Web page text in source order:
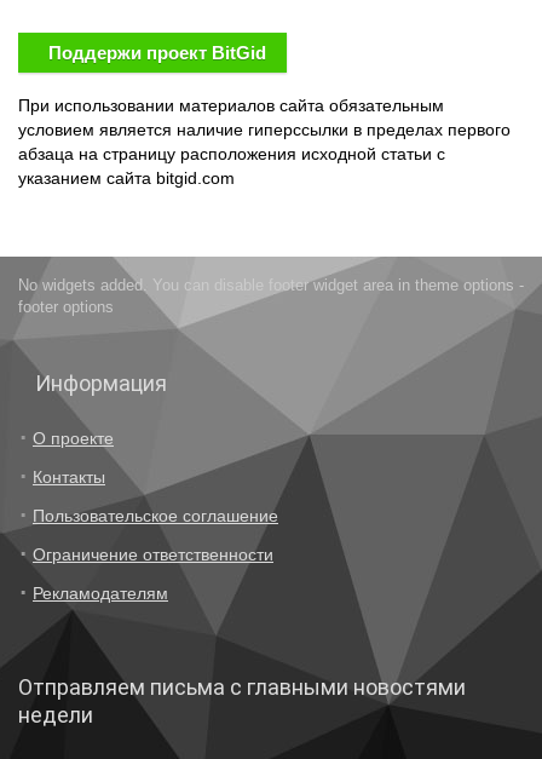
Поддержи проект BitGid
При использовании материалов сайта обязательным
условием является наличие гиперссылки в пределах первого
абзаца на страницу расположения исходной статьи с
указанием сайта bitgid.com
No widgets added. You can disable footer widget area in theme options -
footer options
Информация
О проекте
Контакты
Пользовательское соглашение
Ограничение ответственности
Рекламодателям
Отправляем письма с главными новостями
недели